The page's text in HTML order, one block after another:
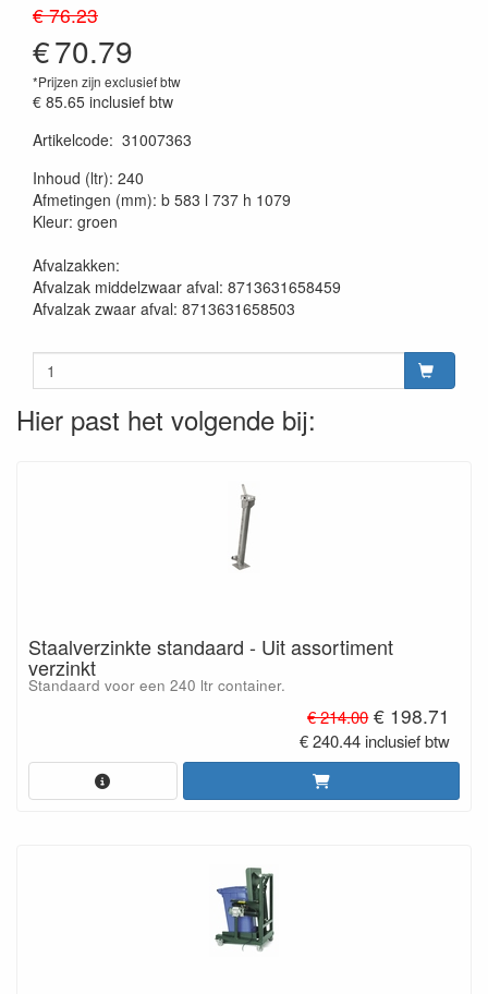
€ 76.23
€70.79
*Prijzen zijn exclusief btw
€ 85.65 inclusief btw
Artikelcode: 31007363
Inhoud (ltr): 240
Afmetingen (mm): b 583 l 737 h 1079
Kleur: groen
Afvalzakken:
Afvalzak middelzwaar afval: 8713631658459
Afvalzak zwaar afval: 8713631658503
Hier past het volgende bij:
Staalverzinkte standaard - Uit assortiment
verzinkt
Standaard voor een 240 ltr container.
€ 214.00€ 198.71
€ 240.44 inclusief btw